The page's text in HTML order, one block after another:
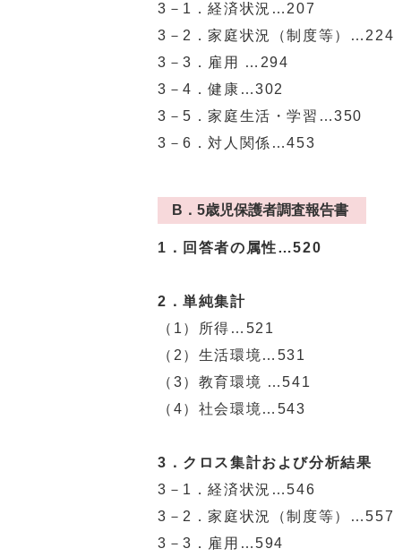
3－1．経済状況…207
3－2．家庭状況（制度等）…224
3－3．雇用 …294
3－4．健康…302
3－5．家庭生活・学習…350
3－6．対人関係…453
B．5歳児保護者調査報告書
1．回答者の属性…520
2．単純集計
（1）所得…521
（2）生活環境…531
（3）教育環境 …541
（4）社会環境…543
3．クロス集計および分析結果
3－1．経済状況…546
3－2．家庭状況（制度等）…557
3－3．雇用…594